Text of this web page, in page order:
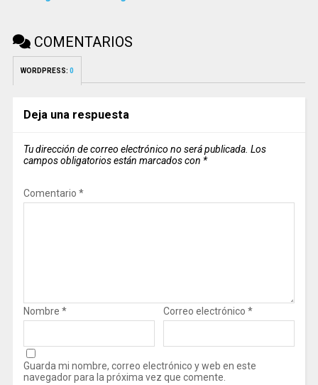
COMENTARIOS
WORDPRESS: 0
Deja una respuesta
Tu dirección de correo electrónico no será publicada. Los
campos obligatorios están marcados con *
Comentario *
Nombre * Correo electrónico *
Guarda mi nombre, correo electrónico y web en este
navegador para la próxima vez que comente.